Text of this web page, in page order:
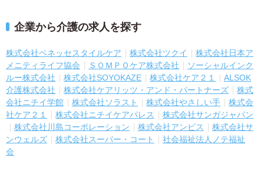
企業から介護の求人を探す
株式会社ベネッセスタイルケア 株式会社ツクイ
株式会社日本ア
メニティライフ協会
ＳＯＭＰＯケア株式会社
ソーシャルインク
ルー株式会社
株式会社SOYOKAZE 株式会社ケア２１
ALSOK
介護株式会社
株式会社ケアリッツ・アンド・パートナーズ
株式
会社ニチイ学館
株式会社ソラスト 株式会社やさしい手
株式会
社ケア２１
株式会社ニチイケアパレス
株式会社サンガジャパン
株式会社川島コーポレーション
株式会社アンビス
株式会社サ
ンウェルズ
株式会社スーパー・コート
社会福祉法人ノテ福祉
会